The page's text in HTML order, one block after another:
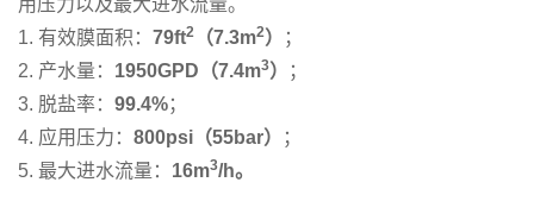
用压力以及最大进水流量。
1. 有效膜面积： 79ft2 （7.3m2）
；
2. 产水量： 1950GPD（7.4m3）
；
3. 脱盐率： 99.4%；
4. 应用压力： 800psi（55bar）
；
5. 最大进水流量： 16m3/h。